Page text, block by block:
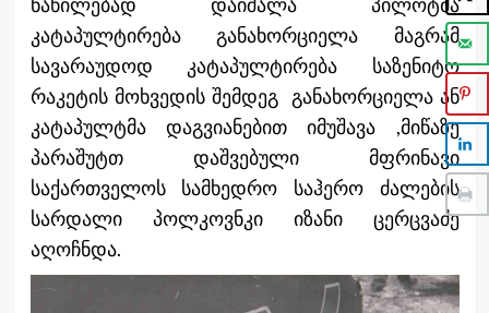
კატაპულტირება განახორციელა მაგრამ
სავარაუდოდ კატაპულტირება საზენიტო
რაკეტის მოხვედის შემდეგ განახორციელა ან
კატაპულტმა დაგვიანებით იმუშავა ,მიწაზე
პარაშუტთ დაშვებული მფრინავი
საქართველოს სამხედრო საჰერო ძალების
სარდალი პოლკოვნკი იზანი ცერცვაძე
აღოჩნდა.